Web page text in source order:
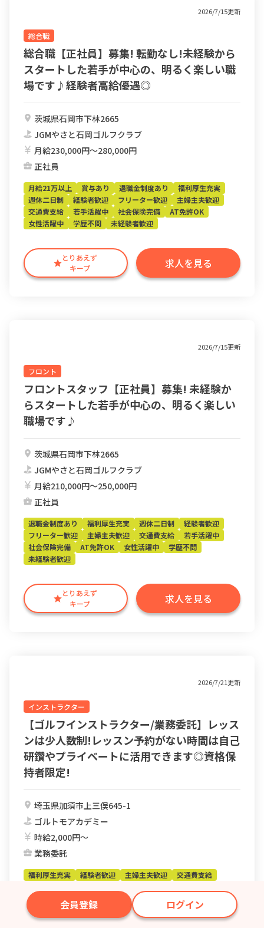
2026/7/15更新
総合職
総合職【正社員】募集! 転勤なし!未経験から
スタートした若手が中心の、明るく楽しい職
場です♪経験者高給優遇◎
茨城県石岡市下林2665
JGMやさと石岡ゴルフクラブ
月給230,000円〜280,000円
正社員
とりあえず
キープ
求人を見る
月給21万以上 賞与あり 退職金制度あり
福利厚生充実
週休二日制
経験者歓迎 フリーター歓迎
主婦主夫歓迎
交通費支給
若手活躍中 社会保険完備
AT免許OK
女性活躍中
学歴不問 未経験者歓迎
2026/7/15更新
フロント
フロントスタッフ【正社員】募集! 未経験か
らスタートした若手が中心の、明るく楽しい
職場です♪
茨城県石岡市下林2665
JGMやさと石岡ゴルフクラブ
月給210,000円〜250,000円
正社員
とりあえず
キープ
求人を見る
退職金制度あり 福利厚生充実 週休二日制
経験者歓迎
フリーター歓迎
主婦主夫歓迎 交通費支給
若手活躍中
社会保険完備
AT免許OK 女性活躍中
学歴不問
未経験者歓迎
2026/7/21更新
インストラクター
【ゴルフインストラクター/業務委託】レッス
ンは少人数制!レッスン予約がない時間は自己
研鑽やプライベートに活用できます◎資格保
持者限定!
埼玉県加須市上三俣645-1
ゴルトモアカデミー
時給2,000円〜
業務委託
とりあえず
福利厚生充実 経験者歓迎 主婦主夫歓迎
交通費支給
会員登録 ログイン